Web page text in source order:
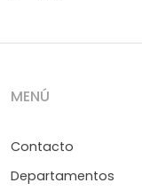
MENÚ
Contacto
Departamentos